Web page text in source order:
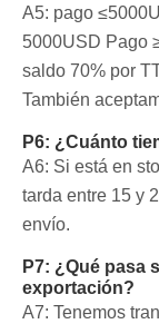
A5: pago
5000USD Pago
saldo 70% por
También
P6: ¿Cuánto
A6: Si está en
tarda entre 15 y
envío.
P7: ¿Qué pasa
exportación?
A7: Tenemos